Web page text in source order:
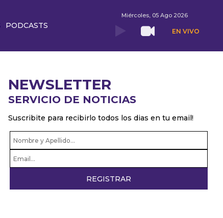
PODCASTS
Miércoles, 05 Ago 2026
EN VIVO
NEWSLETTER
SERVICIO DE NOTICIAS
Suscribite para recibirlo todos los dias en tu email!